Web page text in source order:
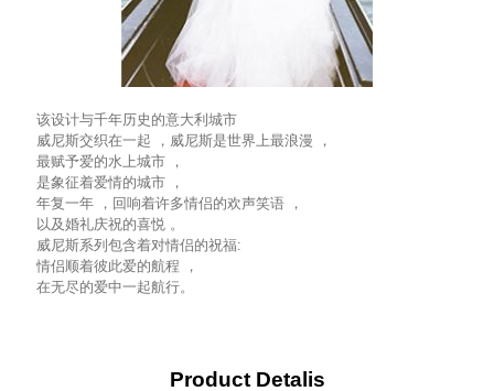
该设计与千年历史的意大利城市
威尼斯交织在一起 ，威尼斯是世界上最浪漫 ，
最赋予爱的水上城市 ，
是象征着爱情的城市 ，
年复一年 ，回响着许多情侣的欢声笑语 ，
以及婚礼庆祝的喜悦 。
威尼斯系列包含着对情侣的祝福:
情侣顺着彼此爱的航程 ，
在无尽的爱中一起航行。
Product Detalis